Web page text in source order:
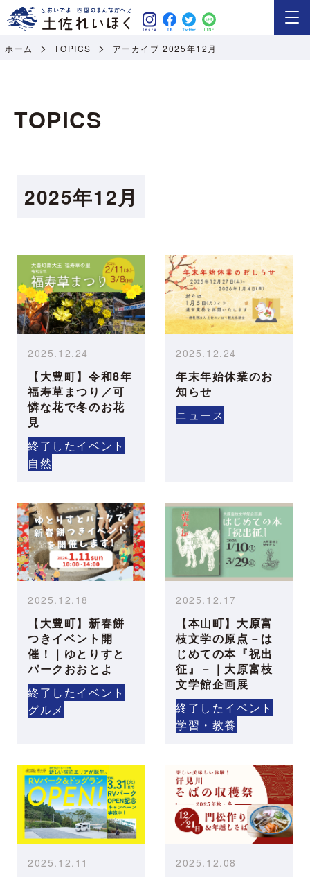
ホーム TOPICS アーカイブ 2025年12月
TOPICS
2025年12月
【大豊町】令和8年
福寿草まつり／可
憐な花で冬のお花
見
2025.12.24
終了したイベント
自然
年末年始休業のお
知らせ
2025.12.24
ニュース
【大豊町】新春餅
つきイベント開
催！｜ゆとりすと
パークおおとよ
2025.12.18
終了したイベント
グルメ
【本山町】大原富
枝文学の原点－は
じめての本『祝出
征』－｜大原富枝
文学館企画展
2025.12.17
終了したイベント
学習・教養
2025.12.11 2025.12.08